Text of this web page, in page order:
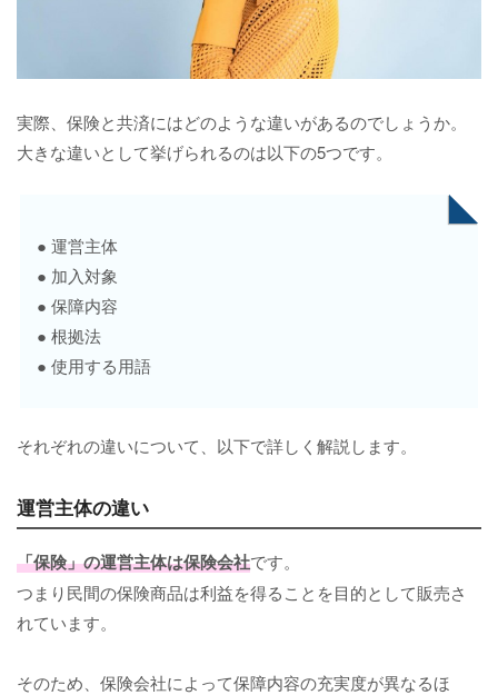
実際、保険と共済にはどのような違いがあるのでしょうか。
大きな違いとして挙げられるのは以下の5つです。
● 運営主体
● 加入対象
● 保障内容
● 根拠法
● 使用する用語
それぞれの違いについて、以下で詳しく解説します。
運営主体の違い
「保険」の運営主体は保険会社です。
つまり民間の保険商品は利益を得ることを目的として販売さ
れています。
そのため、保険会社によって保障内容の充実度が異なるほ